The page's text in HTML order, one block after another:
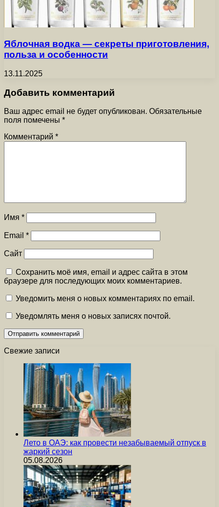
Яблочная водка — секреты приготовления,
польза и особенности
13.11.2025
Добавить комментарий
Ваш адрес email не будет опубликован. Обязательные
поля помечены *
Комментарий *
Имя *
Email *
Сайт
Сохранить моё имя, email и адрес сайта в этом
браузере для последующих моих комментариев.
Уведомить меня о новых комментариях по email.
Уведомлять меня о новых записях почтой.
Свежие записи
Лето в ОАЭ: как провести незабываемый отпуск в
жаркий сезон
05.08.2026